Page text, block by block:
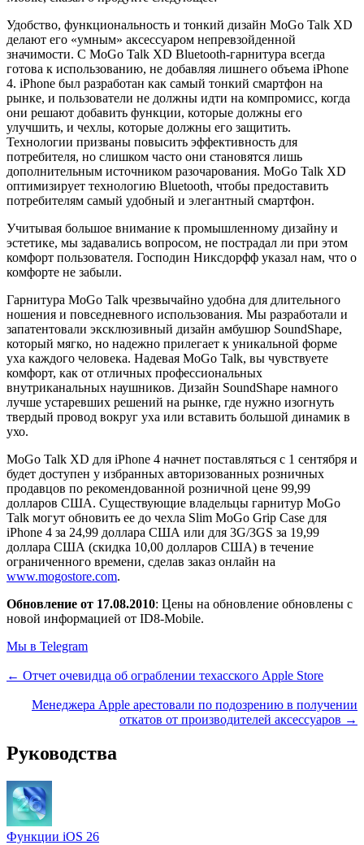
Удобство, функциональность и тонкий дизайн MoGo Talk XD
делают его «умным» аксессуаром непревзойденной
значимости. С MoGo Talk XD Bluetooth-гарнитура всегда
готова к использованию, не добавляя лишнего объема iPhone
4. iPhone был разработан как самый тонкий смартфон на
рынке, и пользователи не должны идти на компромисс, когда
они решают добавить функции, которые должны его
улучшить, и чехлы, которые должны его защитить.
Технологии призваны повысить эффективность для
потребителя, но слишком часто они становятся лишь
дополнительным источником разочарования. MoGo Talk XD
оптимизирует технологию Bluetooth, чтобы предоставить
потребителям самый удобный и элегантный смартфон.
Учитывая большое внимание к промышленному дизайну и
эстетике, мы задавались вопросом, не пострадал ли при этом
комфорт пользователя. Господин Никсдорфф указал нам, что о
комфорте не забыли.
Гарнитура MoGo Talk чрезвычайно удобна для длительного
ношения и повседневного использования. Мы разработали и
запатентовали эксклюзивный дизайн амбушюр SoundShape,
который мягко, но надежно прилегает к уникальной форме
уха каждого человека. Надевая MoGo Talk, вы чувствуете
комфорт, как от отличных профессиональных
внутриканальных наушников. Дизайн SoundShape намного
лучше устаревших решений на рынке, где нужно изогнуть
твердый провод вокруг уха или вставить большой динамик в
ухо.
MoGo Talk XD для iPhone 4 начнет поставляться с 1 сентября и
будет доступен у избранных авторизованных розничных
продавцов по рекомендованной розничной цене 99,99
долларов США. Существующие владельцы гарнитур MoGo
Talk могут обновить ее до чехла Slim MoGo Grip Case для
iPhone 4 за 24,99 доллара США или для 3G/3GS за 19,99
доллара США (скидка 10,00 долларов США) в течение
ограниченного времени, сделав заказ онлайн на
www.mogostore.com.
Обновление от 17.08.2010: Цены на обновление обновлены с
новой информацией от ID8-Mobile.
Мы в Telegram
← Отчет очевидца об ограблении техасского Apple Store
Менеджера Apple арестовали по подозрению в получении
откатов от производителей аксессуаров →
Руководства
Функции iOS 26